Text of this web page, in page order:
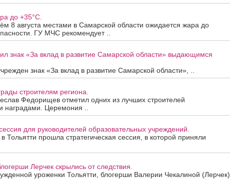
до +35°C.
8 августа местами в Самарской области ожидается жара до
ГУ МЧС рекомендует ..
знак «За вклад в развитие Самарской области» выдающимся
знак «За вклад в развитие Самарской области», ..
строителям региона.
Федорищев отметил одних из лучших строителей
наградами. Церемония ..
для руководителей образовательных учреждений.
Тольятти прошла стратегическая сессия, в которой приняли
Лерчек скрылись от следствия.
уроженки Тольятти, блогерши Валерии Чекалиной (Лерчек)